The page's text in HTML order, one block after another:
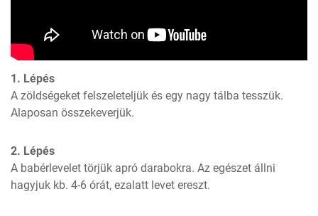
1. Lépés
A zöldségeket felszeleteljük és egy nagy tálba tesszük.
Alaposan összekeverjük.
2. Lépés
A babérlevelet törjük apró darabokra. Az egészet állni
hagyjuk kb. 4-6 órát, ezalatt levet ereszt.